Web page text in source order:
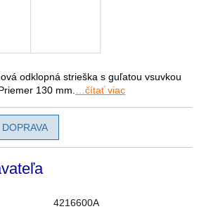
odklopná strieška s guľatou vsuvkou
130 mm.
…čítať viac
4216600A
DOPRAVA